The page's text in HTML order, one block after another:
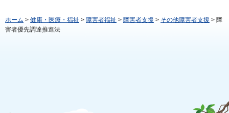
ホーム > 健康・医療・福祉 > 障害者福祉 > 障害者支援 > その他障害者支援 > 障
害者優先調達推進法